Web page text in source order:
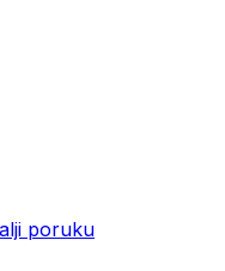
poruku